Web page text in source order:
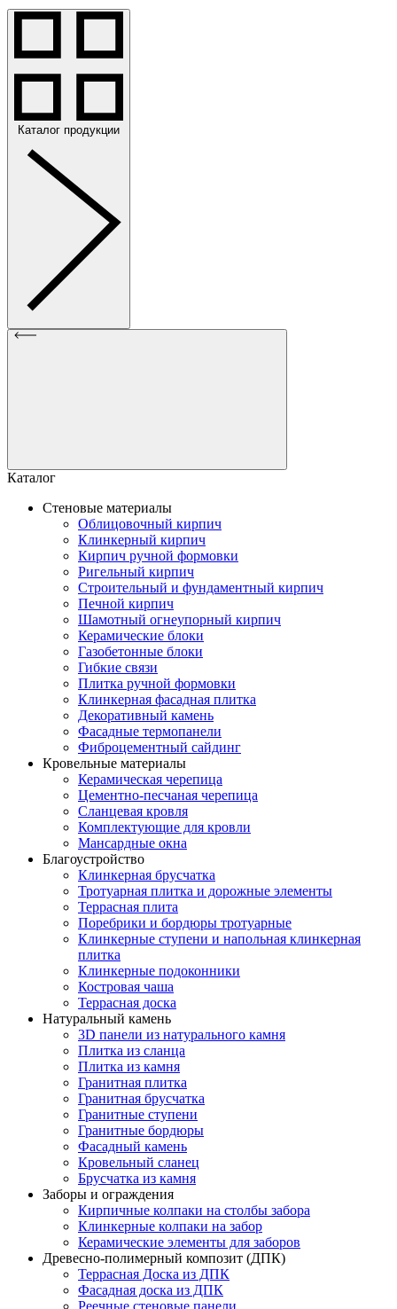
Каталог продукции
Каталог
Стеновые материалы
Облицовочный кирпич
Клинкерный кирпич
Кирпич ручной формовки
Ригельный кирпич
Строительный и фундаментный кирпич
Печной кирпич
Шамотный огнеупорный кирпич
Керамические блоки
Газобетонные блоки
Гибкие связи
Плитка ручной формовки
Клинкерная фасадная плитка
Декоративный камень
Фасадные термопанели
Фиброцементный сайдинг
Кровельные материалы
Керамическая черепица
Цементно-песчаная черепица
Сланцевая кровля
Комплектующие для кровли
Мансардные окна
Благоустройство
Клинкерная брусчатка
Тротуарная плитка и дорожные элементы
Террасная плита
Поребрики и бордюры тротуарные
Клинкерные ступени и напольная клинкерная
плитка
Клинкерные подоконники
Костровая чаша
Террасная доска
Натуральный камень
3D панели из натурального камня
Плитка из сланца
Плитка из камня
Гранитная плитка
Гранитная брусчатка
Гранитные ступени
Гранитные бордюры
Фасадный камень
Кровельный сланец
Брусчатка из камня
Заборы и ограждения
Кирпичные колпаки на столбы забора
Клинкерные колпаки на забор
Керамические элементы для заборов
Древесно-полимерный композит (ДПК)
Террасная Доска из ДПК
Фасадная доска из ДПК
Реечные стеновые панели